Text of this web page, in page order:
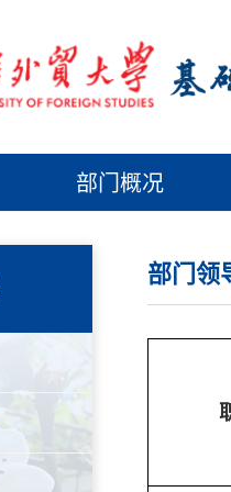
部门概况
部门领